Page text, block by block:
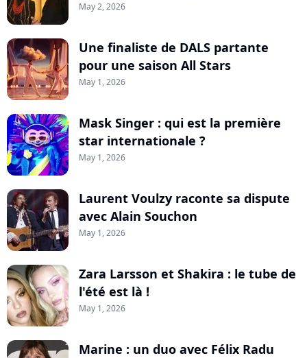
May 2, 2026
Une finaliste de DALS partante
pour une saison All Stars
May 1, 2026
Mask Singer : qui est la première
star internationale ?
May 1, 2026
Laurent Voulzy raconte sa dispute
avec Alain Souchon
May 1, 2026
Zara Larsson et Shakira : le tube de
l'été est là !
May 1, 2026
Marine : un duo avec Félix Radu